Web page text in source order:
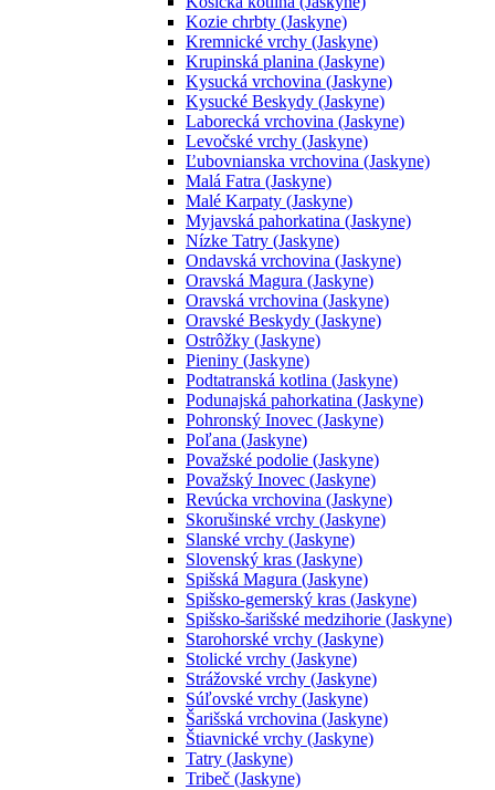
Kozie chrbty (Jaskyne)
Kremnické vrchy (Jaskyne)
Krupinská planina (Jaskyne)
Kysucká vrchovina (Jaskyne)
Kysucké Beskydy (Jaskyne)
Laborecká vrchovina (Jaskyne)
Levočské vrchy (Jaskyne)
Ľubovnianska vrchovina (Jaskyne)
Malá Fatra (Jaskyne)
Malé Karpaty (Jaskyne)
Myjavská pahorkatina (Jaskyne)
Nízke Tatry (Jaskyne)
Ondavská vrchovina (Jaskyne)
Oravská Magura (Jaskyne)
Oravská vrchovina (Jaskyne)
Oravské Beskydy (Jaskyne)
Ostrôžky (Jaskyne)
Pieniny (Jaskyne)
Podtatranská kotlina (Jaskyne)
Podunajská pahorkatina (Jaskyne)
Pohronský Inovec (Jaskyne)
Poľana (Jaskyne)
Považské podolie (Jaskyne)
Považský Inovec (Jaskyne)
Revúcka vrchovina (Jaskyne)
Skorušinské vrchy (Jaskyne)
Slanské vrchy (Jaskyne)
Slovenský kras (Jaskyne)
Spišská Magura (Jaskyne)
Spišsko-gemerský kras (Jaskyne)
Spišsko-šarišské medzihorie (Jaskyne)
Starohorské vrchy (Jaskyne)
Stolické vrchy (Jaskyne)
Strážovské vrchy (Jaskyne)
Súľovské vrchy (Jaskyne)
Šarišská vrchovina (Jaskyne)
Štiavnické vrchy (Jaskyne)
Tatry (Jaskyne)
Tribeč (Jaskyne)